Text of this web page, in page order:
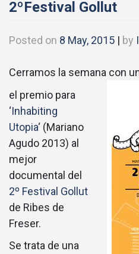
2ºFestival Gollut
Posted on 8 May, 2015 | by
Cerramos la semana con
el premio para
‘Inhabiting
Utopia‘ (Mariano
Agudo 2013) al
mejor
documental del
2º Festival Gollut
de Ribes de
Freser.
Se trata de una